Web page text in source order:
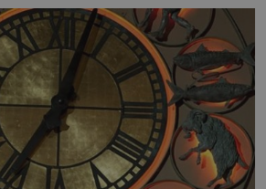
Jamesi McGaughovi, co je